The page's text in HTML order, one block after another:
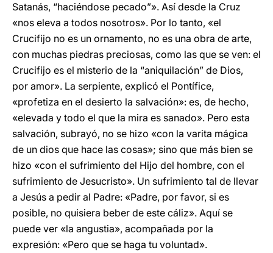
Satanás, “haciéndose pecado”». Así desde la Cruz
«nos eleva a todos nosotros». Por lo tanto, «el
Crucifijo no es un ornamento, no es una obra de arte,
con muchas piedras preciosas, como las que se ven: el
Crucifijo es el misterio de la “aniquilación” de Dios,
por amor». La serpiente, explicó el Pontífice,
«profetiza en el desierto la salvación»: es, de hecho,
«elevada y todo el que la mira es sanado». Pero esta
salvación, subrayó, no se hizo «con la varita mágica
de un dios que hace las cosas»; sino que más bien se
hizo «con el sufrimiento del Hijo del hombre, con el
sufrimiento de Jesucristo». Un sufrimiento tal de llevar
a Jesús a pedir al Padre: «Padre, por favor, si es
posible, no quisiera beber de este cáliz». Aquí se
puede ver «la angustia», acompañada por la
expresión: «Pero que se haga tu voluntad».